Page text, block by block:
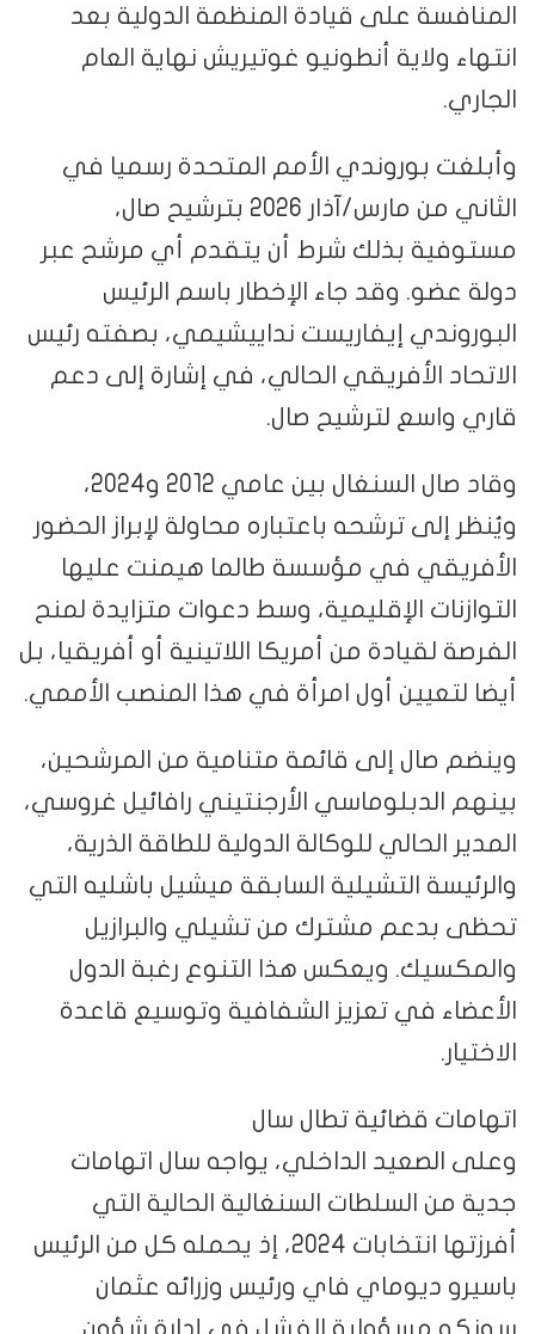
المنافسة على قيادة المنظمة الدولية بعد
انتهاء ولاية أنطونيو غوتيريش نهاية العام
الجاري.
وأبلغت بوروندي الأمم المتحدة رسميا في
الثاني من مارس/آذار 2026 بترشيح صال،
مستوفية بذلك شرط أن يتقدم أي مرشح عبر
دولة عضو. وقد جاء الإخطار باسم الرئيس
البوروندي إيفاريست نداييشيمي، بصفته رئيس
الاتحاد الأفريقي الحالي، في إشارة إلى دعم
قاري واسع لترشيح صال.
وقاد صال السنغال بين عامي 2012 و2024،
ويُنظر إلى ترشحه باعتباره محاولة لإبراز الحضور
الأفريقي في مؤسسة طالما هيمنت عليها
التوازنات الإقليمية، وسط دعوات متزايدة لمنح
الفرصة لقيادة من أمريكا اللاتينية أو أفريقيا، بل
أيضا لتعيين أول امرأة في هذا المنصب الأممي.
وينضم صال إلى قائمة متنامية من المرشحين،
بينهم الدبلوماسي الأرجنتيني رافائيل غروسي،
المدير الحالي للوكالة الدولية للطاقة الذرية،
والرئيسة التشيلية السابقة ميشيل باشليه التي
تحظى بدعم مشترك من تشيلي والبرازيل
والمكسيك. ويعكس هذا التنوع رغبة الدول
الأعضاء في تعزيز الشفافية وتوسيع قاعدة
الاختيار.
اتهامات قضائية تطال سال
وعلى الصعيد الداخلي، يواجه سال اتهامات
جدية من السلطات السنغالية الحالية التي
أفرزتها انتخابات 2024، إذ يحمله كل من الرئيس
باسيرو ديوماي فاي ورئيس وزرائه عثمان
سونكو مسؤولية الفشل في إدارة شؤون